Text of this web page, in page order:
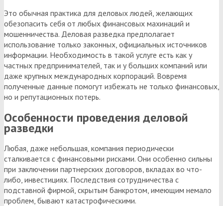
Это обычная практика для деловых людей, желающих
обезопасить себя от любых финансовых махинаций и
мошенничества. Деловая разведка предполагает
использование только законных, официальных источников
информации. Необходимость в такой услуге есть как у
частных предпринимателей, так и у больших компаний или
даже крупных международных корпораций. Вовремя
полученные данные помогут избежать не только финансовых,
но и репутационных потерь.
Особенности проведения деловой
разведки
Любая, даже небольшая, компания периодически
сталкивается с финансовыми рисками. Они особенно сильны
при заключении партнерских договоров, вкладах во что-
либо, инвестициях. Последствия сотрудничества с
подставной фирмой, скрытым банкротом, имеющим немало
проблем, бывают катастрофическими.